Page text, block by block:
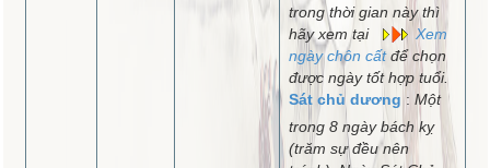
trong thời gian này thì
hãy xem tại
Xem
ngày chôn cấtđể chọn
được ngày tốt hợp tuổi.
Sát chủ dương : Một
trong 8 ngày bách kỵ
(trăm sự đều nên